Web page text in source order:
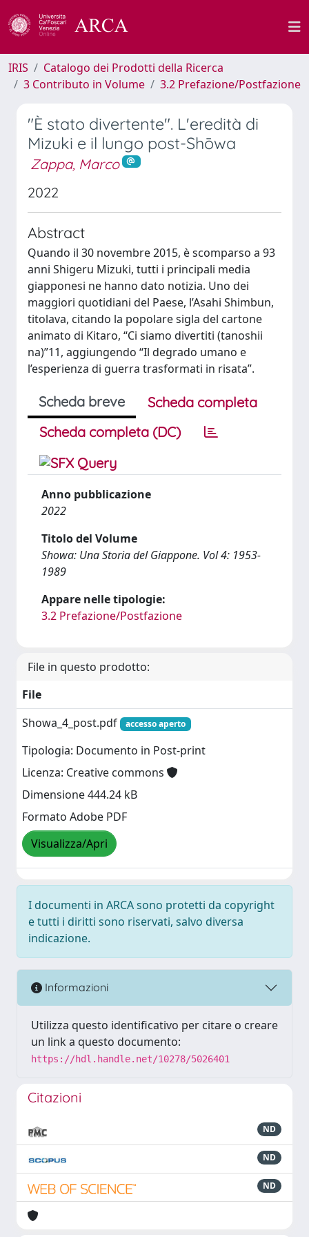
IRIS
Catalogo dei Prodotti della Ricerca
3 Contributo in Volume
3.2 Prefazione/Postfazione
"È stato divertente". L'eredità di
Mizuki e il lungo post-Shōwa
Zappa, Marco
2022
Abstract
Quando il 30 novembre 2015, è scomparso a 93
anni Shigeru Mizuki, tutti i principali media
giapponesi ne hanno dato notizia. Uno dei
maggiori quotidiani del Paese, l’Asahi Shimbun,
titolava, citando la popolare sigla del cartone
animato di Kitaro, “Ci siamo divertiti (tanoshii
na)”11, aggiungendo “Il degrado umano e
l’esperienza di guerra trasformati in risata”.
Scheda breve
Scheda completa
Scheda completa (DC)
Anno pubblicazione
2022
Titolo del Volume
Showa: Una Storia del Giappone. Vol 4: 1953-
1989
Appare nelle tipologie:
3.2 Prefazione/Postfazione
File in questo prodotto:
File
Showa_4_post.pdf
accesso aperto
Tipologia: Documento in Post-print
Licenza: Creative commons
Dimensione 444.24 kB
Formato Adobe PDF
Visualizza/Apri
I documenti in ARCA sono protetti da copyright
e tutti i diritti sono riservati, salvo diversa
indicazione.
Informazioni
Utilizza questo identificativo per citare o creare
un link a questo documento:
https://hdl.handle.net/10278/5026401
Citazioni
ND
ND
ND